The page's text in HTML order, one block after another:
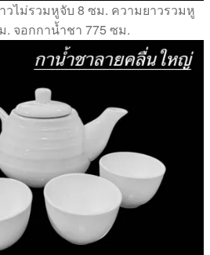
ไม่รวมหูจับ 8 ซม. ความยาวรวมหู
. จอกกาน้ำชา 775 ซม.